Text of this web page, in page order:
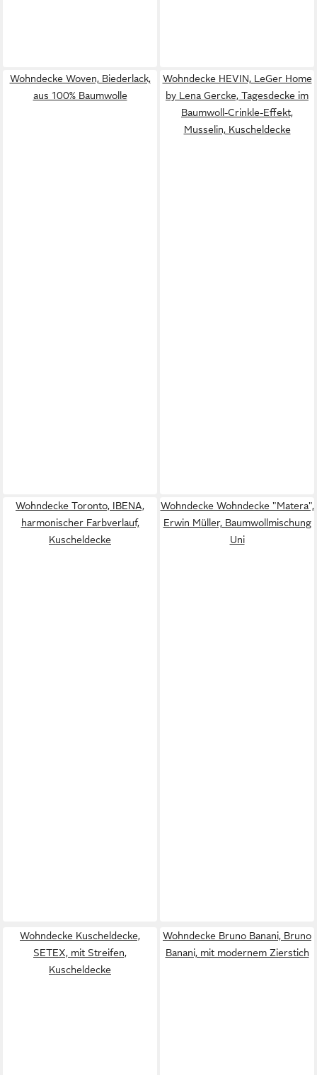
Wohndecke Woven, Biederlack,
aus 100% Baumwolle
Wohndecke HEVIN, LeGer Home
by Lena Gercke, Tagesdecke im
Baumwoll-Crinkle-Effekt,
Musselin, Kuscheldecke
Wohndecke Toronto, IBENA,
harmonischer Farbverlauf,
Kuscheldecke
Wohndecke Wohndecke "Matera",
Erwin Müller, Baumwollmischung
Uni
Wohndecke Kuscheldecke,
SETEX, mit Streifen,
Kuscheldecke
Wohndecke Bruno Banani, Bruno
Banani, mit modernem Zierstich